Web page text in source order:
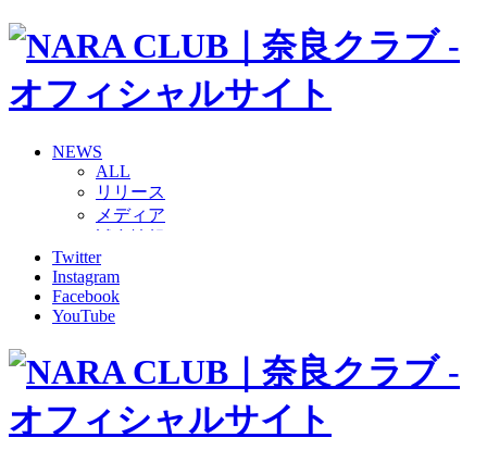
NEWS
ALL
リリース
メディア
グッズ
ファンコミュニティ
普及・育成
ホームタウン
その他
2026/27トップチーム
2026/27トップチームスタッフ
Twitter
Instagram
Facebook
YouTube